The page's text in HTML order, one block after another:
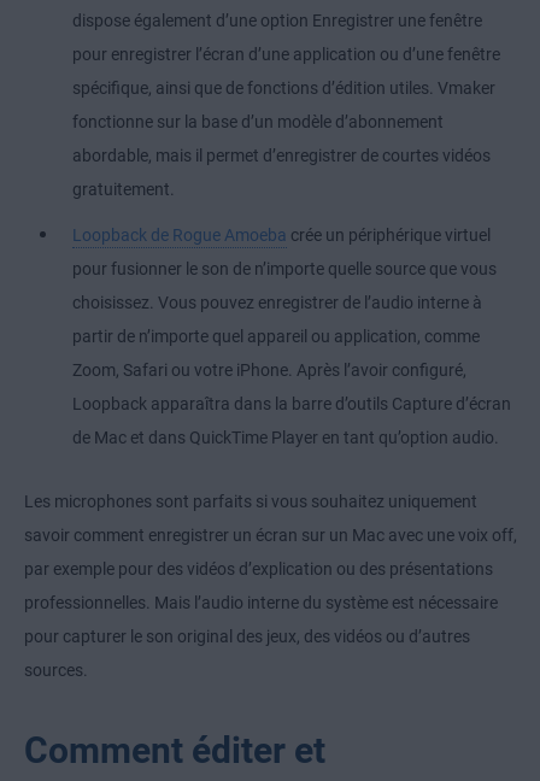
dispose également d’une option Enregistrer une fenêtre
pour enregistrer l’écran d’une application ou d’une fenêtre
spécifique, ainsi que de fonctions d’édition utiles. Vmaker
fonctionne sur la base d’un modèle d’abonnement
abordable, mais il permet d’enregistrer de courtes vidéos
gratuitement.
Loopback de Rogue Amoeba crée un périphérique virtuel
pour fusionner le son de n’importe quelle source que vous
choisissez. Vous pouvez enregistrer de l’audio interne à
partir de n’importe quel appareil ou application, comme
Zoom, Safari ou votre iPhone. Après l’avoir configuré,
Loopback apparaîtra dans la barre d’outils Capture d’écran
de Mac et dans QuickTime Player en tant qu’option audio.
Les microphones sont parfaits si vous souhaitez uniquement
savoir comment enregistrer un écran sur un Mac avec une voix off,
par exemple pour des vidéos d’explication ou des présentations
professionnelles. Mais l’audio interne du système est nécessaire
pour capturer le son original des jeux, des vidéos ou d’autres
sources.
Comment éditer et